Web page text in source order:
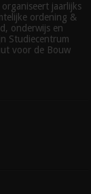
jaarlijks
ordening &
onderwijs en
Studiecentrum
voor de Bouw